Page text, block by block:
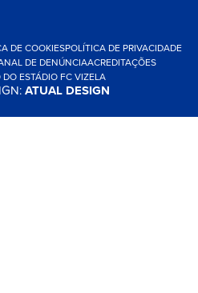
DE COOKIESPOLÍTICA DE PRIVACIDADE
DE DENÚNCIAACREDITAÇÕES
ESTÁDIO FC VIZELA
ATUAL DESIGN